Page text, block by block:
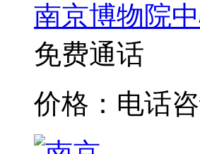
南京博物院
免费通话
价格：电话